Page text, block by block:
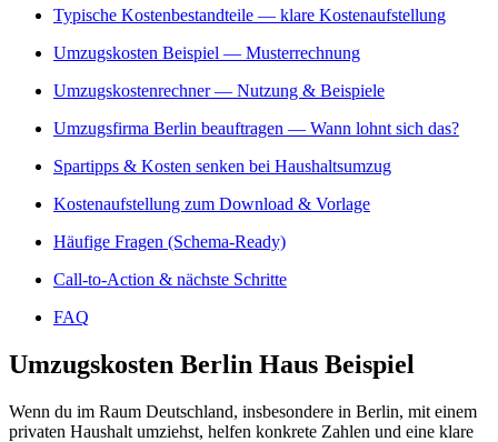
Typische Kostenbestandteile — klare Kostenaufstellung
Umzugskosten Beispiel — Musterrechnung
Umzugskostenrechner — Nutzung & Beispiele
Umzugsfirma Berlin beauftragen — Wann lohnt sich das?
Spartipps & Kosten senken bei Haushaltsumzug
Kostenaufstellung zum Download & Vorlage
Häufige Fragen (Schema‑Ready)
Call-to-Action & nächste Schritte
FAQ
Umzugskosten Berlin Haus Beispiel
Wenn du im Raum Deutschland, insbesondere in Berlin, mit einem
privaten Haushalt umziehst, helfen konkrete Zahlen und eine klare